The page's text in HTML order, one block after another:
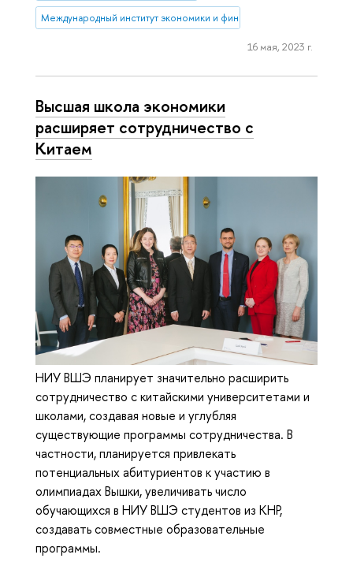
Международный институт экономики и финансов
16 мая, 2023 г.
Высшая школа экономики
расширяет сотрудничество с
Китаем
НИУ ВШЭ планирует значительно расширить
сотрудничество с китайскими университетами и
школами, создавая новые и углубляя
существующие программы сотрудничества. В
частности, планируется привлекать
потенциальных абитуриентов к участию в
олимпиадах Вышки, увеличивать число
обучающихся в НИУ ВШЭ студентов из КНР,
создавать совместные образовательные
программы.